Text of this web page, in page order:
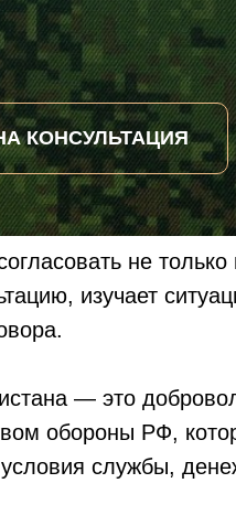
КОНСУЛЬТАЦИЯ
не
изучает
— это
обороны РФ,
службы,